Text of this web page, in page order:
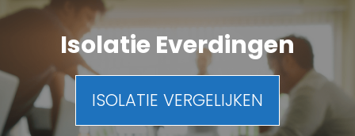
Isolatie Everdingen
ISOLATIE VERGELIJKEN